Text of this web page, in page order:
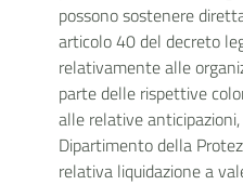
possono sostenere
articolo 40 del decreto
relativamente alle
parte delle rispettive
alle relative
Dipartimento della
relativa liquidazione a